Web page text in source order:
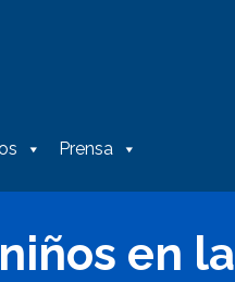
Prensa
en la